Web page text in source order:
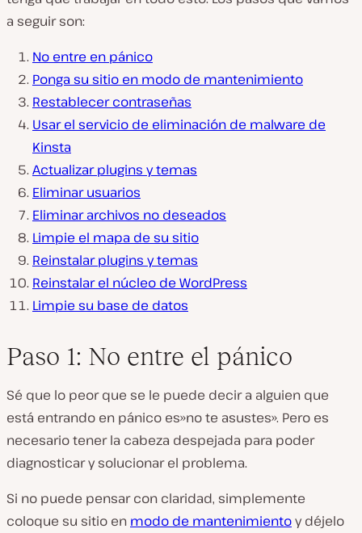
a seguir son:
No entre en pánico
Ponga su sitio en modo de mantenimiento
Restablecer contraseñas
Usar el servicio de eliminación de malware de
Kinsta
Actualizar plugins y temas
Eliminar usuarios
Eliminar archivos no deseados
Limpie el mapa de su sitio
Reinstalar plugins y temas
Reinstalar el núcleo de WordPress
Limpie su base de datos
Paso 1: No entre el pánico
Sé que lo peor que se le puede decir a alguien que
está entrando en pánico es»no te asustes». Pero es
necesario tener la cabeza despejada para poder
diagnosticar y solucionar el problema.
Si no puede pensar con claridad, simplemente
coloque su sitio en modo de mantenimientoy déjelo